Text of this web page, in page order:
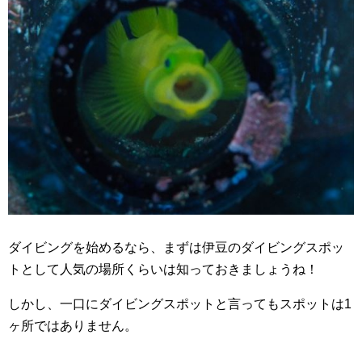
ダイビングを始めるなら、まずは伊豆のダイビングスポッ
トとして人気の場所くらいは知っておきましょうね！
しかし、一口にダイビングスポットと言ってもスポットは1
ヶ所ではありません。